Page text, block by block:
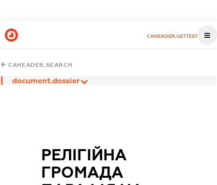
CAHEADER.GETTEST
CAHEADER.SEARCH
document.dossier
РЕЛІГІЙНА
ГРОМАДА